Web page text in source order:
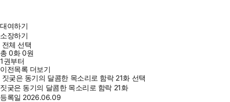
대여하기
소장하기
전체 선택
총0화0원
1권부터
이전목록 더보기
짓궂은 동기의 달콤한 목소리로 함락 21화 선택
짓궂은 동기의 달콤한 목소리로 함락 21화
등록일 2026.06.09